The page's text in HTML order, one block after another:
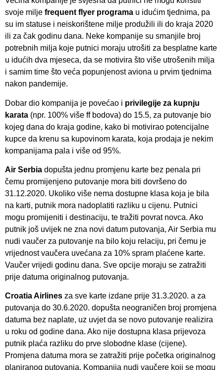
svoje milje frequent flyer programa u idućim tjednima, pa
su im statuse i neiskorištene milje produžili ili do kraja 2020
ili za čak godinu dana. Neke kompanije su smanjile broj
potrebnih milja koje putnici moraju utrošiti za besplatne karte
u idućih dva mjeseca, da se motivira što više utrošenih milja
i samim time što veća popunjenost aviona u prvim tjednima
nakon pandemije.
Dobar dio kompanija je povećao i privilegije za kupnju
karata (npr. 100% više ff bodova) do 15.5, za putovanje bio
kojeg dana do kraja godine, kako bi motivirao potencijalne
kupce da krenu sa kupovinom karata, koja prodaja je nekim
kompanijama pala i više od 95%.
Air Serbia dopušta jednu promjenu karte bez penala pri
čemu promijenjeno putovanje mora biti dovršeno do
31.12.2020. Ukoliko više nema dostupne klasa koja je bila
na karti, putnik mora nadoplatiti razliku u cijenu. Putnici
mogu promijeniti i destinaciju, te tražiti povrat novca. Ako
putnik još uvijek ne zna novi datum putovanja, Air Serbia mu
nudi vaučer za putovanje na bilo koju relaciju, pri čemu je
vrijednost vaučera uvećana za 10% spram plaćene karte.
Vaučer vrijedi godinu dana. Sve opcije moraju se zatražiti
prije datuma originalnog putovanja.
Croatia Airlines za sve karte izdane prije 31.3.2020. a za
putovanja do 30.6.2020. dopušta neograničen broj promjena
datuma bez naplate, uz uvjet da se novo putovanje realizira
u roku od godine dana. Ako nije dostupna klasa prijevoza
putnik plaća razliku do prve slobodne klase (cijene).
Promjena datuma mora se zatražiti prije početka originalnog
planiranog putovanja. Kompanija nudi vaučere koji se mogu